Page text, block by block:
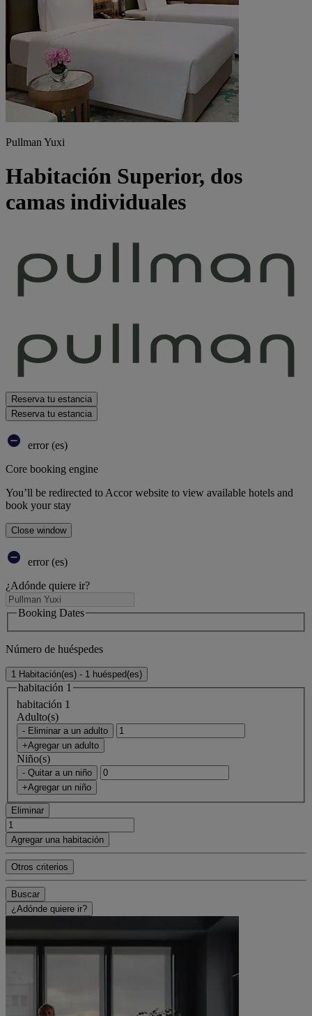
Pullman Yuxi
Habitación Superior, dos
camas individuales
Reserva tu estancia
Reserva tu estancia
error (es)
Core booking engine
You’ll be redirected to Accor website to view available hotels and
book your stay
Close window
error (es)
¿Adónde quiere ir?
Booking Dates
Número de huéspedes
1 Habitación(es) - 1 huésped(es)
habitación 1
habitación 1
Adulto(s)
- Eliminar a un adulto
+Agregar un adulto
Niño(s)
- Quitar a un niño
+Agregar un niño
Eliminar
Agregar una habitación
Otros criterios
Buscar
¿Adónde quiere ir?